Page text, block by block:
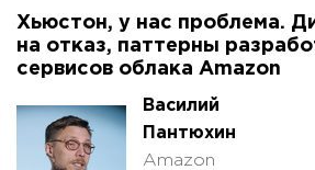
Хьюстон, у нас проблема.
на отказ, паттерны
сервисов облака Amazon
Василий
Пантюхин
Amazon